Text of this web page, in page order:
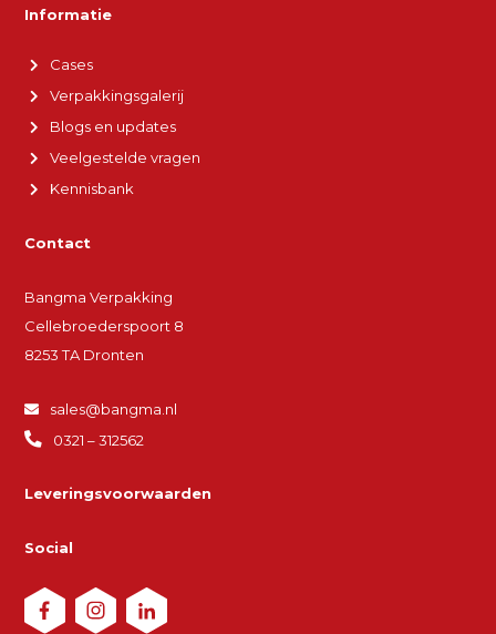
Informatie
Cases
Verpakkingsgalerij
Blogs en updates
Veelgestelde vragen
Kennisbank
Contact
Bangma Verpakking
Cellebroederspoort 8
8253 TA Dronten
sales@bangma.nl
0321 – 312562
Leveringsvoorwaarden
Social